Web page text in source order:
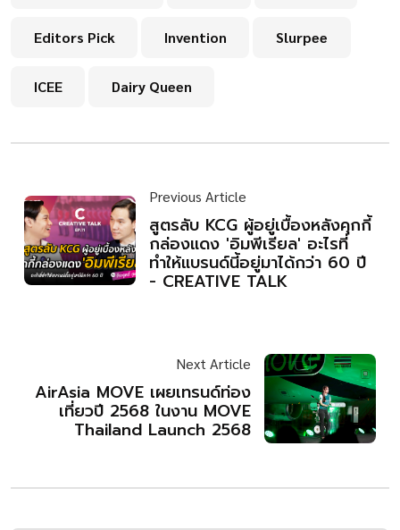
Editors Pick Invention Slurpee
ICEE Dairy Queen
Previous Article
สูตรลับ KCG ผู้อยู่เบื้องหลังคุกกี้
กล่องแดง 'อิมพีเรียล' อะไรที่
ทำให้แบรนด์นี้อยู่มาได้กว่า 60 ปี
- CREATIVE TALK
Next Article
AirAsia MOVE เผยเทรนด์ท่อง
เที่ยวปี 2568 ในงาน MOVE
Thailand Launch 2568